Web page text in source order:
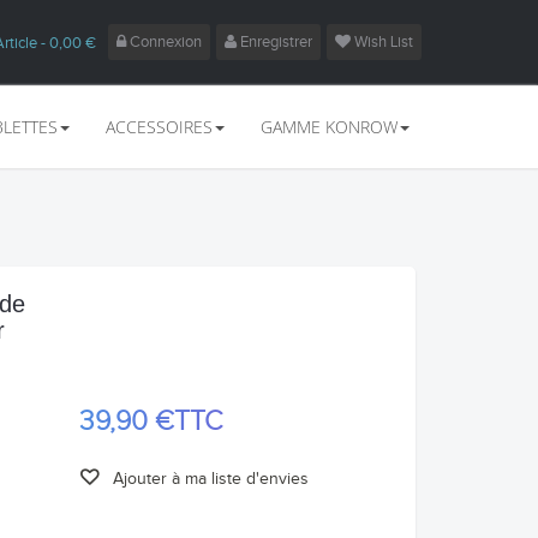
Connexion Enregistrer Wish List
- 0,00 €
ACCESSOIRES GAMME KONROW
39,90 €TTC
Ajouter à ma liste d'envies